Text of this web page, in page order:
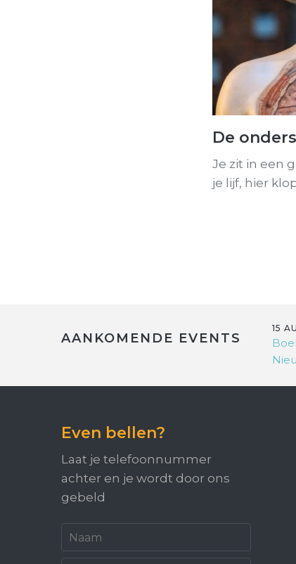
De
Je zit in een
je lijf, hier
AANKOMENDE EVENTS
15
Even bellen?
Laat je telefoonnummer
achter en je wordt door ons
gebeld